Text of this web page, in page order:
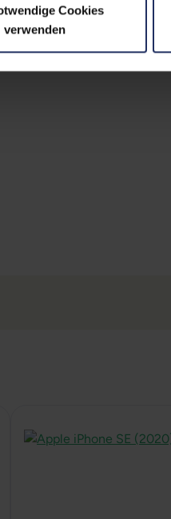
Cookies
verwenden